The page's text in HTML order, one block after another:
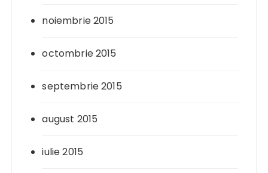
noiembrie 2015
octombrie 2015
septembrie 2015
august 2015
iulie 2015